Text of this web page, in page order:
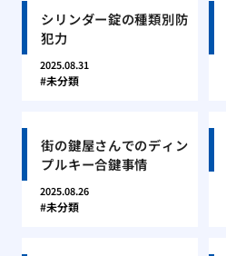
シリンダー錠の種類別防
犯力
2025.08.31
未分類
街の鍵屋さんでのディン
プルキー合鍵事情
2025.08.26
未分類